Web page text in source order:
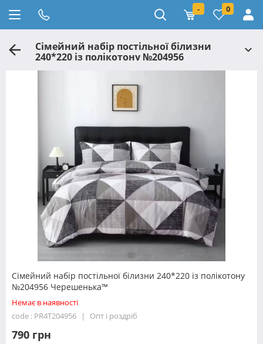
- 0
Сімейний набір постільної білизни
240*220 із полікотону №204956
Черешенька™
Сімейний набір постільної білизни 240*220 із полікотону
№204956 Черешенька™
Немає в наявності
code : PR4T204956
Опт і роздріб
790 грн